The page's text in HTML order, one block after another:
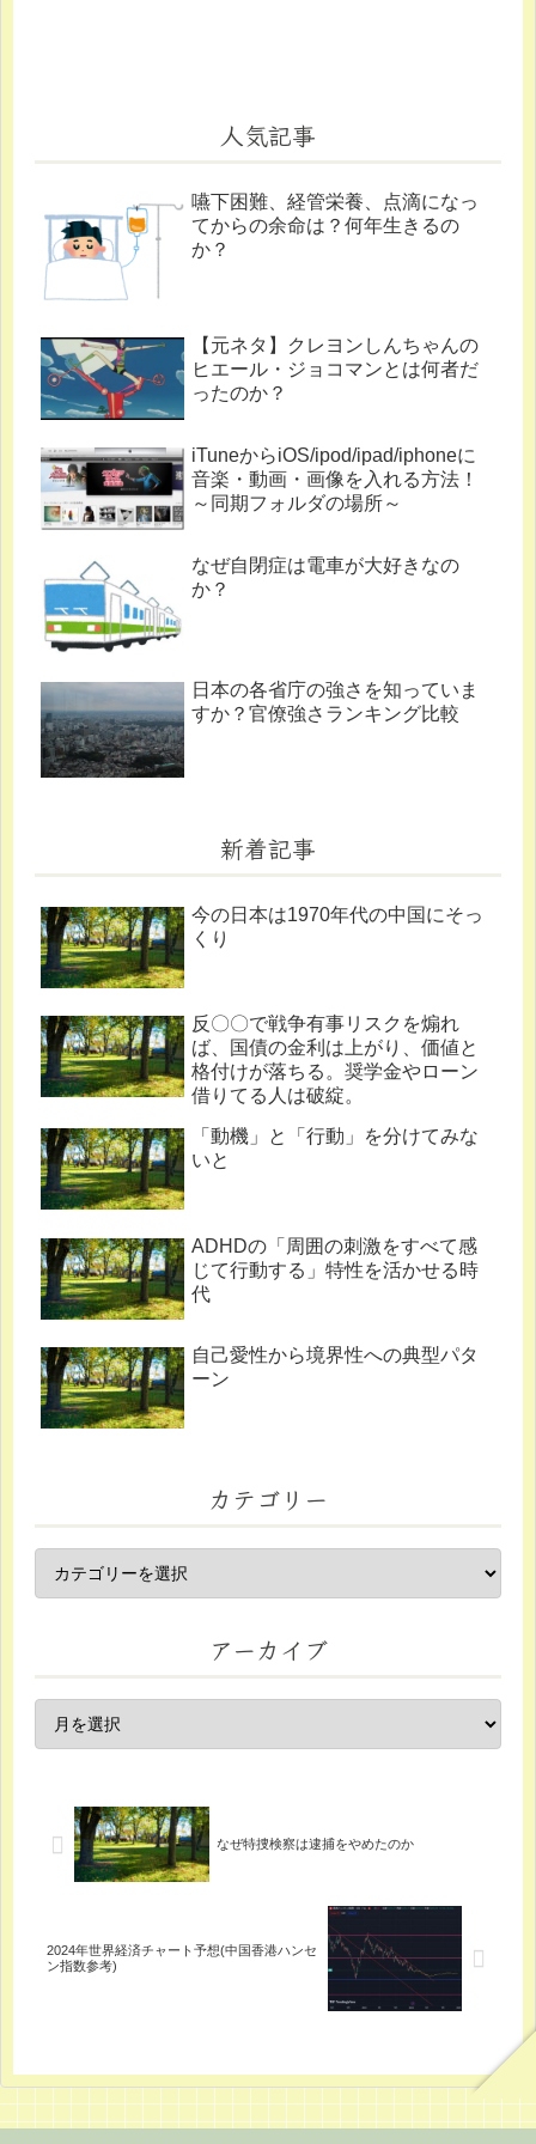
人気記事
嚥下困難、経管栄養、点滴になっ
てからの余命は？何年生きるの
か？
【元ネタ】クレヨンしんちゃんの
ヒエール・ジョコマンとは何者だ
ったのか？
iTuneからiOS/ipod/ipad/iphoneに
音楽・動画・画像を入れる方法！
～同期フォルダの場所～
なぜ自閉症は電車が大好きなの
か？
日本の各省庁の強さを知っていま
すか？官僚強さランキング比較
新着記事
今の日本は1970年代の中国にそっ
くり
反〇〇で戦争有事リスクを煽れ
ば、国債の金利は上がり、価値と
格付けが落ちる。奨学金やローン
借りてる人は破綻。
「動機」と「行動」を分けてみな
いと
ADHDの「周囲の刺激をすべて感
じて行動する」特性を活かせる時
代
自己愛性から境界性への典型パタ
ーン
カテゴリー
アーカイブ
なぜ特捜検察は逮捕をやめたのか
2024年世界経済チャート予想(中国香港ハンセ
ン指数参考)